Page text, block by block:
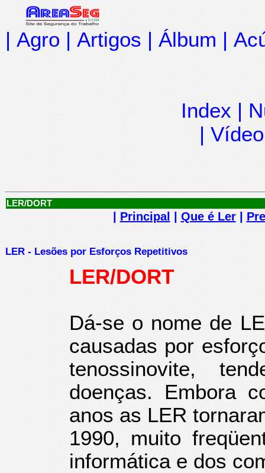
| Agro | Artigos | Álbum |
Index |
| Vídeo
LER/DORT
Principal Que é Ler|
LER - Lesões por Esforços Repetitivos
LER/DORT
Dá-se o nome de
causadas por
tenossinovite,
doenças. Embora
anos as LER
1990, muito
informática e dos